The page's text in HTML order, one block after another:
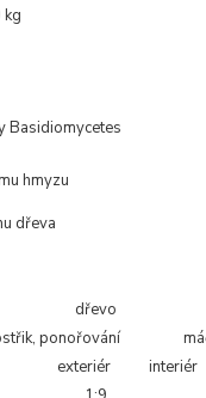
kg
Basidiomycetes
hmyzu
dřeva
dřevo
ponořování
exteriér
interiér